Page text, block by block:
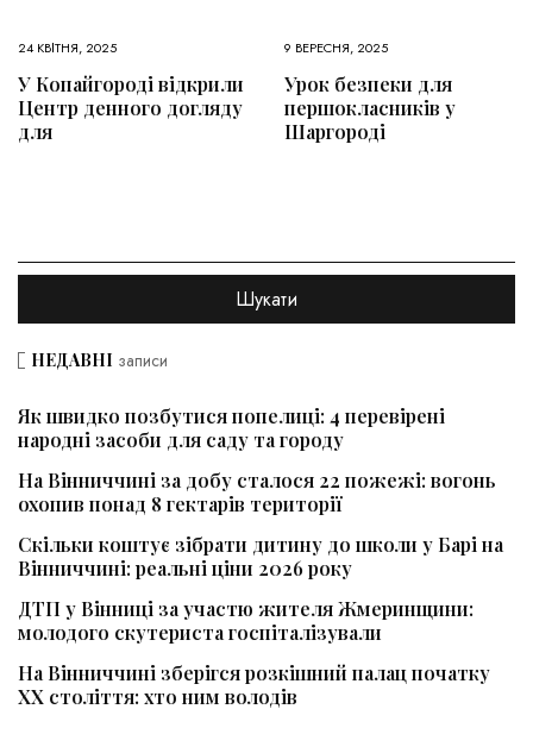
24 КВІТНЯ, 2025
У Копайгороді відкрили
Центр денного догляду
для
9 ВЕРЕСНЯ, 2025
Урок безпеки для
першокласників у
Шаргороді
НЕДАВНІ записи
Як швидко позбутися попелиці: 4 перевірені
народні засоби для саду та городу
На Вінниччині за добу сталося 22 пожежі: вогонь
охопив понад 8 гектарів території
Скільки коштує зібрати дитину до школи у Барі на
Вінниччині: реальні ціни 2026 року
ДТП у Вінниці за участю жителя Жмеринщини:
молодого скутериста госпіталізували
На Вінниччині зберігся розкішний палац початку
ХХ століття: хто ним володів